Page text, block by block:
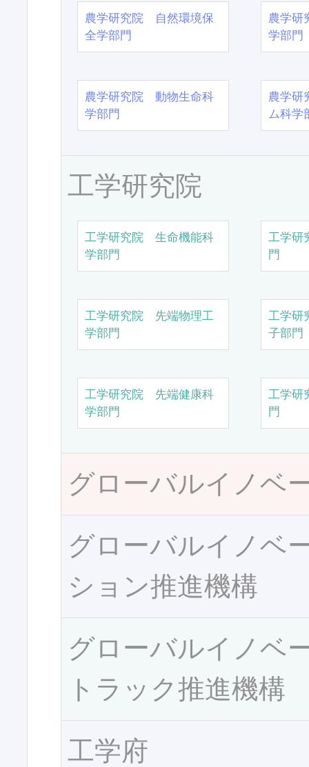
農学研究院 自然環境保
全学部門
農学
学部門
農学研究院 動物生命科
学部門
農学
ム科学
工学研究院
工学研究院 生命機能科
学部門
工学研
門
工学研究院 先端物理工
学部門
工学研
子部門
工学研究院 先端健康科
学部門
工学研
門
グローバルイノベ
グローバルイノベ
ション推進機構
グローバルイノベ
トラック推進機構
工学府